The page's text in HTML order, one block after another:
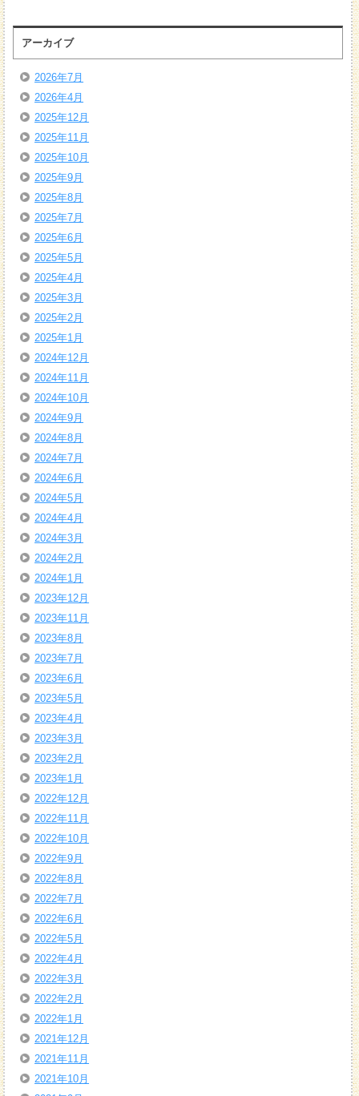
アーカイブ
2026年7月
2026年4月
2025年12月
2025年11月
2025年10月
2025年9月
2025年8月
2025年7月
2025年6月
2025年5月
2025年4月
2025年3月
2025年2月
2025年1月
2024年12月
2024年11月
2024年10月
2024年9月
2024年8月
2024年7月
2024年6月
2024年5月
2024年4月
2024年3月
2024年2月
2024年1月
2023年12月
2023年11月
2023年8月
2023年7月
2023年6月
2023年5月
2023年4月
2023年3月
2023年2月
2023年1月
2022年12月
2022年11月
2022年10月
2022年9月
2022年8月
2022年7月
2022年6月
2022年5月
2022年4月
2022年3月
2022年2月
2022年1月
2021年12月
2021年11月
2021年10月